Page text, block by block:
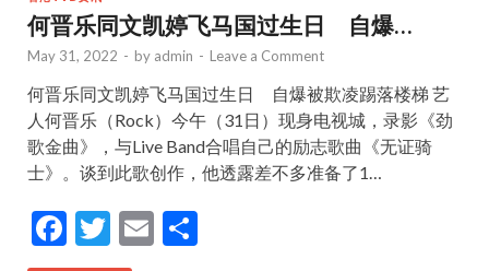
何晋乐同文凯婷飞马国过生日 自爆…
May 31, 2022 - by admin - Leave a Comment
何晋乐同文凯婷飞马国过生日 自爆被欺凌踢落楼梯 艺
人何晋乐（Rock）今午（31日）现身电视城，录影《劲
歌金曲》，与Live Band合唱自己的励志歌曲《无证骑
士》。谈到此歌创作，他透露差不多准备了1…
F
T
E